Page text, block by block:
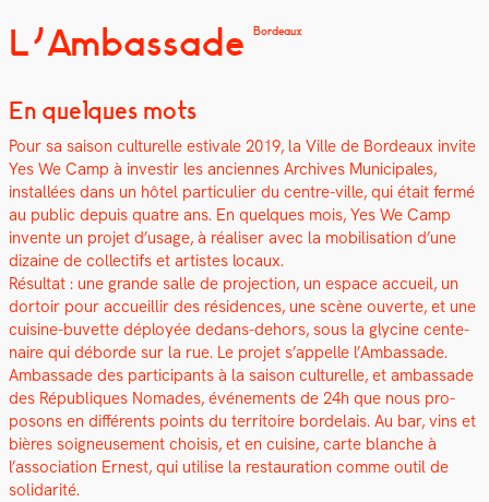
L’Ambassade Bordeaux
En quelques mots
Pour sa sai­son cul­turelle esti­vale 2019, la Ville de Bor­deaux invite
Yes We Camp à inve­stir les anci­ennes Archives Munic­i­pales,
instal­lées dans un hôtel par­ti­c­uli­er du cen­tre-ville, qui était fer­mé
au pub­lic depuis qua­tre ans. En quelques mois, Yes We Camp
invente un pro­jet d’usage, à réalis­er avec la mobil­i­sa­tion d’une
dizaine de col­lec­tifs et artistes locaux.
Résul­tat : une grande salle de pro­jec­tion, un espace accueil, un
dor­toir pour accueil­lir des rési­dences, une scène ouverte, et une
cui­sine-buvette déployée dedans-dehors, sous la glycine cen­te­
naire qui débor­de sur la rue. Le pro­jet s’appelle l’Ambassade.
Ambas­sade des par­tic­i­pants à la sai­son cul­turelle, et ambas­sade
des Républiques Nomades, événe­ments de 24h que nous pro­
posons en dif­férents points du ter­ri­toire bor­de­lais. Au bar, vins et
bières soigneuse­ment choi­sis, et en cui­sine, carte blanche à
l’association Ernest, qui utilise la restau­ra­tion comme out­il de
sol­i­dar­ité.